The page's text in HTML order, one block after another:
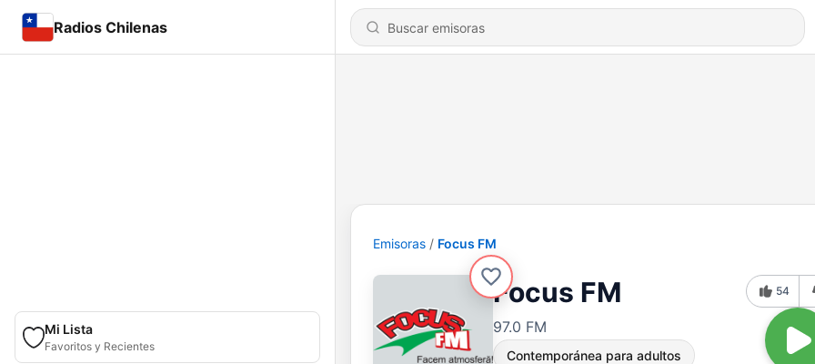
Radios Chilenas
Mi Lista
Favoritos y Recientes
Emisoras Focus FM
Focus FM
97.0 FM
Contemporánea para adultos
54